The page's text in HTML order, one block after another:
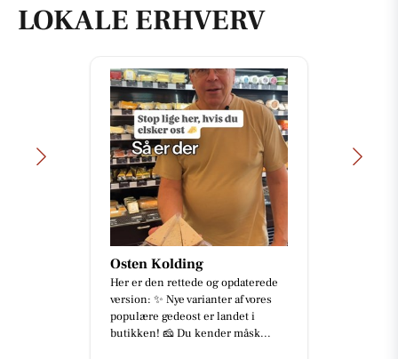
LOKALE ERHVERV
Osten Kolding
Her er den rettede og opdaterede
version: ✨ Nye varianter af vores
populære gedeost er landet i
butikken! 🧀 Du kender måsk...